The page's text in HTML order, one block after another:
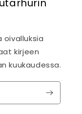
kirjeen
kuukaudessa.